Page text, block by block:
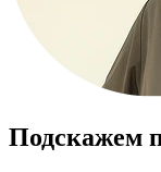
Подскажем